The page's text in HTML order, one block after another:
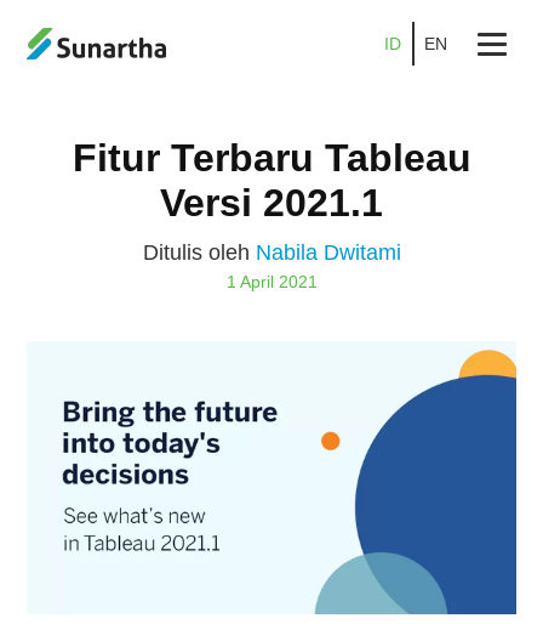
Tentang
Karier
Kontak
ID EN
Fitur Terbaru Tableau
Versi 2021.1
Ditulis oleh Nabila Dwitami
1 April 2021